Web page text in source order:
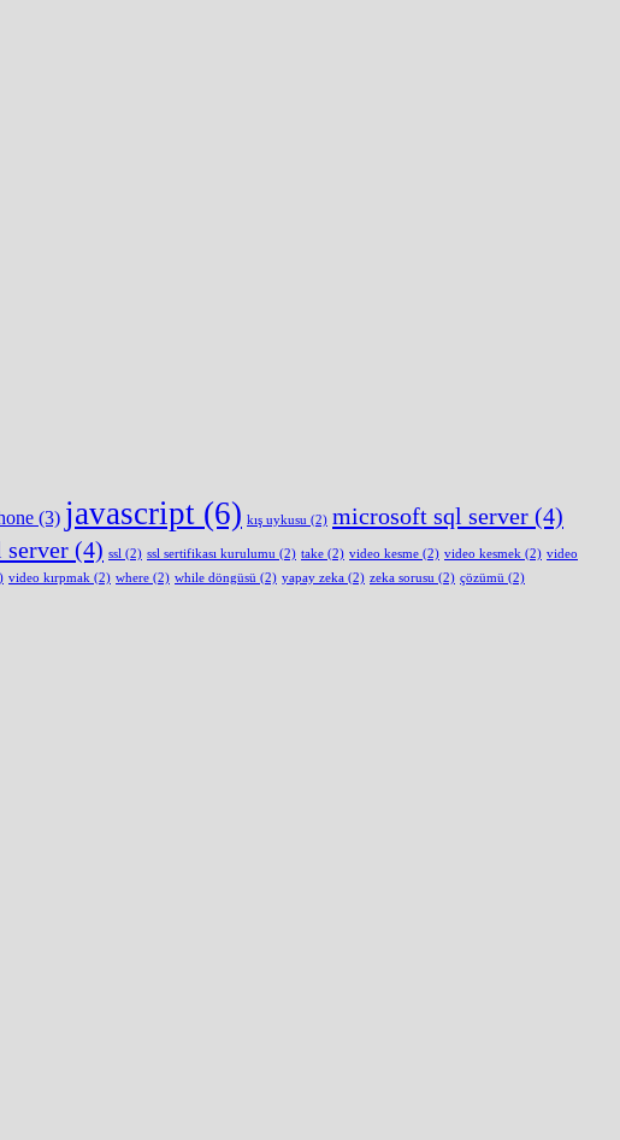
(3) javascript (6) kış uykusu (2) microsoft sql server (4)
server (4) ssl (2) ssl sertifikası kurulumu (2) take (2) video kesme (2) video kesmek (2) video
video kırpmak (2) where (2) while döngüsü (2) yapay zeka (2) zeka sorusu (2) çözümü (2)